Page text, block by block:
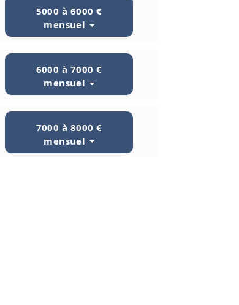
5000 à 6000 €
mensuel
6000 à 7000 €
mensuel
7000 à 8000 €
mensuel